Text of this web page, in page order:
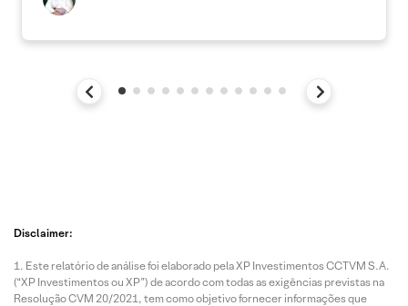
Disclaimer:
Este relatório de análise foi elaborado pela XP Investimentos CCTVM S.A.
(“XP Investimentos ou XP”) de acordo com todas as exigências previstas na
Resolução CVM 20/2021, tem como objetivo fornecer informações que